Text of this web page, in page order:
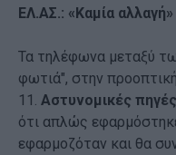
ΕΛ.ΑΣ.: «Καμία αλλαγή»
Τα τηλέφωνα μεταξύ
φωτιά", στην
11. Αστυνομικές
ότι απλώς
εφαρμοζόταν και θα